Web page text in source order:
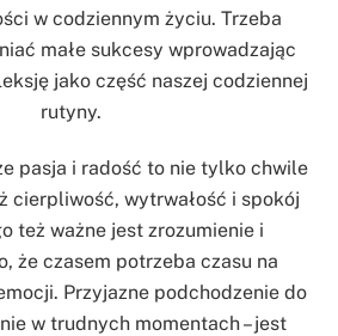
w codziennym życiu. Trzeba
małe sukcesy wprowadzając
jako część naszej codziennej
rutyny.
pasja i radość to nie tylko chwile
cierpliwość, wytrwałość i spokój
też ważne jest zrozumienie i
że czasem potrzeba czasu na
Przyjazne podchodzenie do
w trudnych momentach – jest